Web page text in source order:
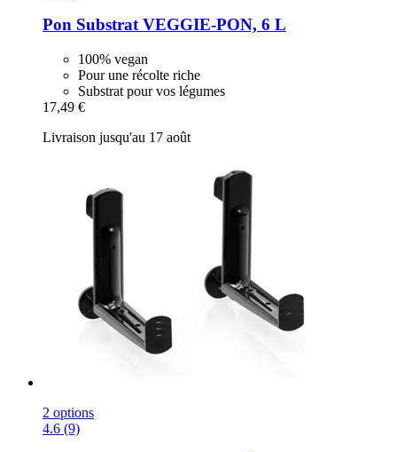
Pon Substrat VEGGIE-​PON, 6 L
100% vegan
Pour une récolte riche
Substrat pour vos légumes
17,49 €
Livraison jusqu'au 17 août
2 options
4.6 (9)